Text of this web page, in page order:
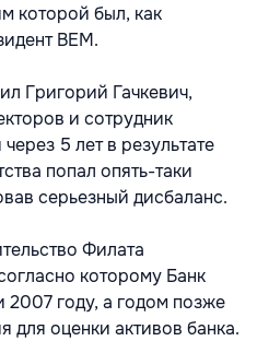
которой был, как
BEM.
Григорий Гачкевич,
и сотрудник
5 лет в результате
попал опять-таки
серьезный дисбаланс.
Филата
которому Банк
2007 году, а годом позже
для оценки активов банка.